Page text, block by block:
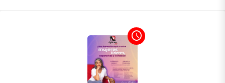
access_time